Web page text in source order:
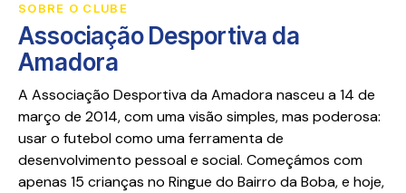
SOBRE O CLUBE
Associação Desportiva da
Amadora
A Associação Desportiva da Amadora nasceu a 14 de
março de 2014, com uma visão simples, mas poderosa:
usar o futebol como uma ferramenta de
desenvolvimento pessoal e social. Começámos com
apenas 15 crianças no Ringue do Bairro da Boba, e hoje,